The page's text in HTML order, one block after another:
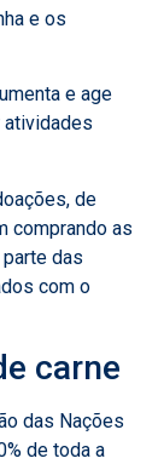
e os
e age
atividades
de
comprando as
das
com o
carne
das Nações
de toda a